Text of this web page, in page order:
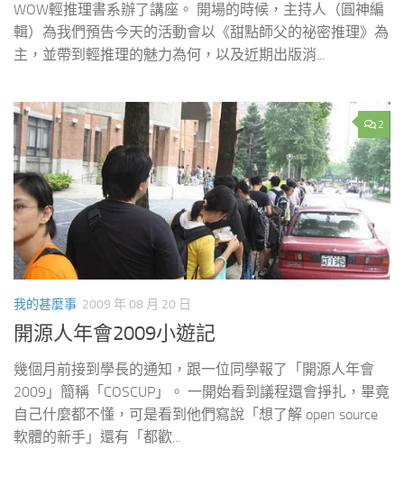
WOW輕推理書系辦了講座。 開場的時候，主持人（圓神編
輯）為我們預告今天的活動會以《甜點師父的祕密推理》為
主，並帶到輕推理的魅力為何，以及近期出版消...
2
我的甚麼事 2009 年 08 月 20 日
開源人年會2009小遊記
幾個月前接到學長的通知，跟一位同學報了「開源人年會
2009」簡稱「COSCUP」。 一開始看到議程還會掙扎，畢竟
自己什麼都不懂，可是看到他們寫說「想了解 open source
軟體的新手」還有「都歡...